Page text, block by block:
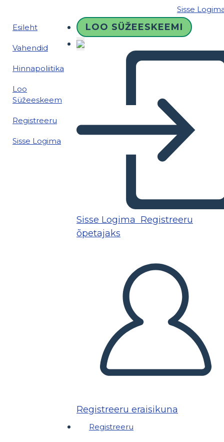
Sisse
Esileht
Vahendid
Hinnapoliitika
Loo
Süžeeskeem
Registreeru
Sisse Logima
LOO SÜŽEESKEEMI
Sisse Logima Registreeru
õpetajaks
Registreeru eraisikuna
Registreeru